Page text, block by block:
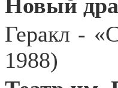
Новый
Геракл -
1988)